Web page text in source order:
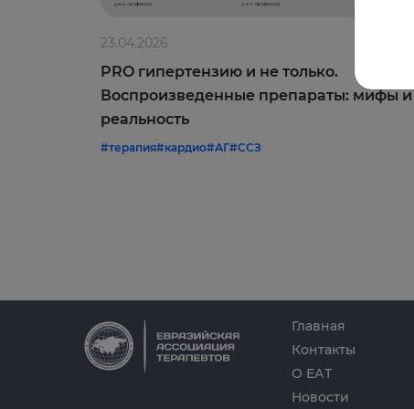
23.04.2026
PRO гипертензию и не только.
Воспроизведенные препараты: мифы и
реальность
#терапия#кардио#АГ#ССЗ
Главная
О ЕАТ
Новости
Контакты